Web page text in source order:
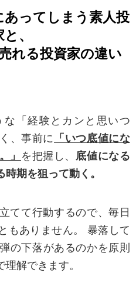
、個人情報削除の意向
ます。
利用する目的は以下の
関する一般業務
目的とした調査・検討
2号）
と同じ
第1 項第3 号、法第29条）
ってしまう素人投
、
れる投資家の違い
「経験とカンと思いつ
、事前に
「いつ底値にな
」 を把握し、 底値になる
期を狙って動く。
てて行動するので、毎日
もありません。 暴落して
の下落があるのかを原則
解できます。